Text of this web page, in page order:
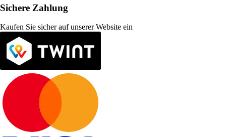
Sichere Zahlung
Kaufen Sie sicher auf unserer Website ein